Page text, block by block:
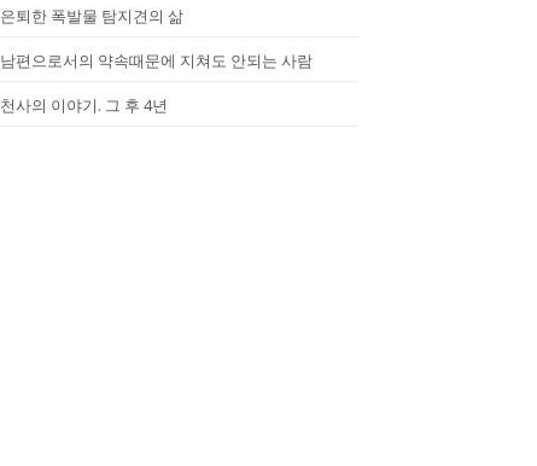
은퇴한 폭발물 탐지견의 삶
남편으로서의 약속때문에 지쳐도 안되는 사람
천사의 이야기. 그 후 4년